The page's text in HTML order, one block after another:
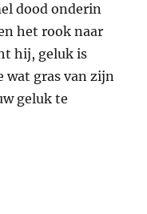
dood onderin
het rook naar
hij, geluk is
wat gras van zijn
geluk te